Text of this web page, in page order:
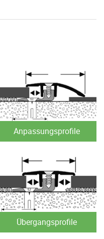
Anpassungsprofile
Übergangsprofile